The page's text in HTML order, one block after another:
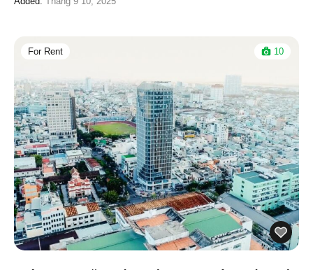
For Rent 10